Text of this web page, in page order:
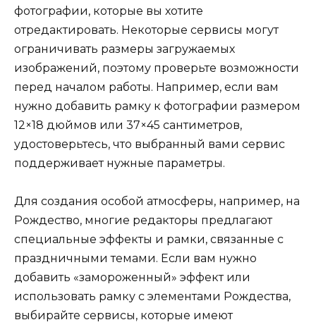
фотографии, которые вы хотите
отредактировать. Некоторые сервисы могут
ограничивать размеры загружаемых
изображений, поэтому проверьте возможности
перед началом работы. Например, если вам
нужно добавить рамку к фотографии размером
12×18 дюймов или 37×45 сантиметров,
удостоверьтесь, что выбранный вами сервис
поддерживает нужные параметры.
Для создания особой атмосферы, например, на
Рождество, многие редакторы предлагают
специальные эффекты и рамки, связанные с
праздничными темами. Если вам нужно
добавить «замороженный» эффект или
использовать рамку с элементами Рождества,
выбирайте сервисы, которые имеют